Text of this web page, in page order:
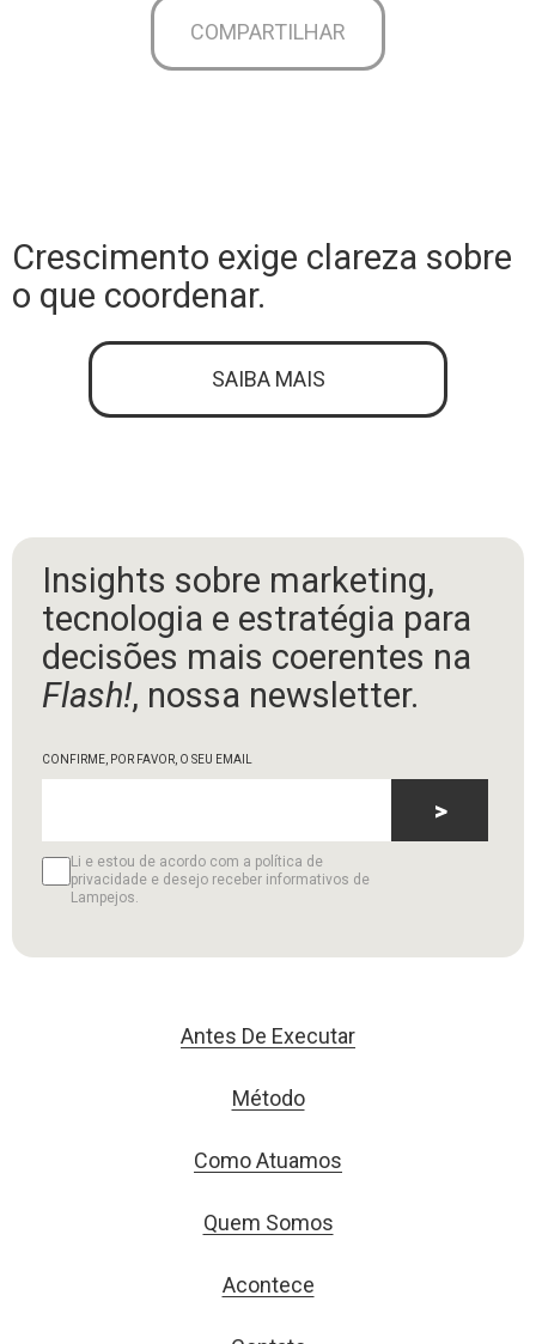
COMPARTILHAR
Crescimento exige clareza sobre
o que coordenar.
SAIBA MAIS
Insights sobre marketing,
tecnologia e estratégia para
decisões mais coerentes na
Flash!, nossa newsletter.
CONFIRME, POR FAVOR, O SEU EMAIL
Li e estou de acordo com a política de
privacidade e desejo receber informativos de
Lampejos.
>
Antes De Executar
Método
Como Atuamos
Quem Somos
Acontece